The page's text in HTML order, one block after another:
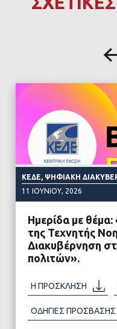
ΚΕΔΕ, ΨΗΦΙΑΚΉ
11 ΙΟΥΝΊΟΥ, 2026
Ημερίδα με
της Τεχνητής
Διακυβέρνηση
πολιτών».
Η ΠΡΟΣΚΛΗΣΗ
ΟΔΗΓΙΕΣ ΠΡΟΣΒΑΣΗΣ